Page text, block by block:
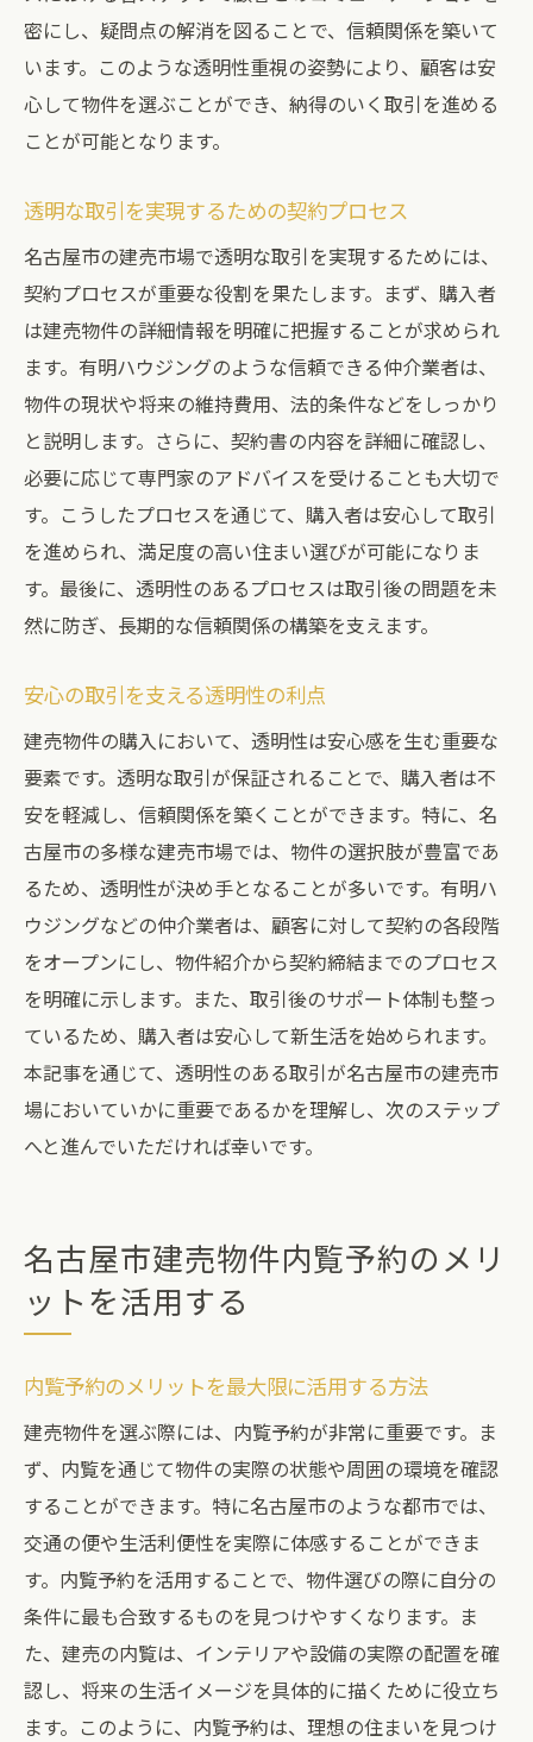
密にし、疑問点の解消を図ることで、信頼関係を築いて
います。このような透明性重視の姿勢により、顧客は安
心して物件を選ぶことができ、納得のいく取引を進める
ことが可能となります。
透明な取引を実現するための契約プロセス
名古屋市の建売市場で透明な取引を実現するためには、
契約プロセスが重要な役割を果たします。まず、購入者
は建売物件の詳細情報を明確に把握することが求められ
ます。有明ハウジングのような信頼できる仲介業者は、
物件の現状や将来の維持費用、法的条件などをしっかり
と説明します。さらに、契約書の内容を詳細に確認し、
必要に応じて専門家のアドバイスを受けることも大切で
す。こうしたプロセスを通じて、購入者は安心して取引
を進められ、満足度の高い住まい選びが可能になりま
す。最後に、透明性のあるプロセスは取引後の問題を未
然に防ぎ、長期的な信頼関係の構築を支えます。
安心の取引を支える透明性の利点
建売物件の購入において、透明性は安心感を生む重要な
要素です。透明な取引が保証されることで、購入者は不
安を軽減し、信頼関係を築くことができます。特に、名
古屋市の多様な建売市場では、物件の選択肢が豊富であ
るため、透明性が決め手となることが多いです。有明ハ
ウジングなどの仲介業者は、顧客に対して契約の各段階
をオープンにし、物件紹介から契約締結までのプロセス
を明確に示します。また、取引後のサポート体制も整っ
ているため、購入者は安心して新生活を始められます。
本記事を通じて、透明性のある取引が名古屋市の建売市
場においていかに重要であるかを理解し、次のステップ
へと進んでいただければ幸いです。
名古屋市建売物件内覧予約のメリ
ットを活用する
内覧予約のメリットを最大限に活用する方法
建売物件を選ぶ際には、内覧予約が非常に重要です。ま
ず、内覧を通じて物件の実際の状態や周囲の環境を確認
することができます。特に名古屋市のような都市では、
交通の便や生活利便性を実際に体感することができま
す。内覧予約を活用することで、物件選びの際に自分の
条件に最も合致するものを見つけやすくなります。ま
た、建売の内覧は、インテリアや設備の実際の配置を確
認し、将来の生活イメージを具体的に描くために役立ち
ます。このように、内覧予約は、理想の住まいを見つけ